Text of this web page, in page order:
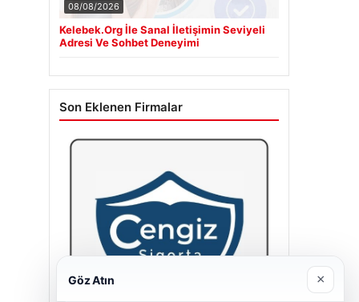
08/08/2026
Kelebek.Org İle Sanal İletişimin Seviyeli
Adresi Ve Sohbet Deneyimi
Son Eklenen Firmalar
Göz Atın ×